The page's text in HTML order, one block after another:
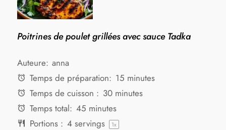
Poitrines de poulet grillées avec sauce Tadka
Auteure: anna
Temps de préparation: 15 minutes
Temps de cuisson : 30 minutes
Temps total: 45 minutes
Portions : 4servings 1x